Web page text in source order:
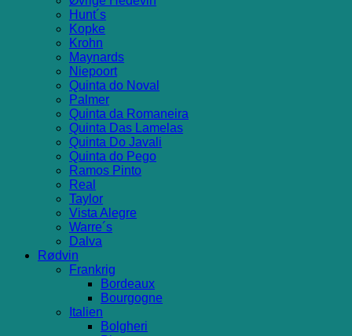
Hunt´s
Kopke
Krohn
Maynards
Niepoort
Quinta do Noval
Palmer
Quinta da Romaneira
Quinta Das Lamelas
Quinta Do Javali
Quinta do Pego
Ramos Pinto
Real
Taylor
Vista Alegre
Warre´s
Dalva
Rødvin
Frankrig
Bordeaux
Bourgogne
Italien
Bolgheri